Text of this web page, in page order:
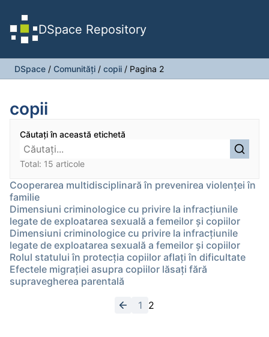
DSpace Repository
DSpace / Comunități / copii / Pagina 2
copii
Căutați în această etichetă
Total: 15 articole
Cooperarea multidisciplinară în prevenirea violenței în
familie
Dimensiuni criminologice cu privire la infracţiunile
legate de exploatarea sexuală a femeilor şi copiilor
Dimensiuni criminologice cu privire la infracţiunile
legate de exploatarea sexuală a femeilor şi copiilor
Rolul statului în protecția copiilor aflați în dificultate
Efectele migrației asupra copiilor lăsați fără
supravegherea parentală
1 2